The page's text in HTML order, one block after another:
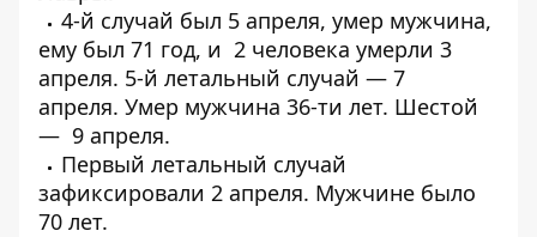
4-й случай был 5 апреля, умер мужчина,
ему был 71 год, и 2 человека умерли 3
апреля. 5-й летальный случай — 7
апреля. Умер мужчина 36-ти лет. Шестой
— 9 апреля.
Первый летальный случай
зафиксировали 2 апреля. Мужчине было
70 лет.